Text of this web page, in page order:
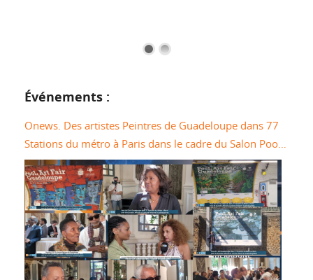
Événements :
Onews. Des artistes Peintres de Guadeloupe dans 77
Stations du métro à Paris dans le cadre du Salon Pool
Art Fair